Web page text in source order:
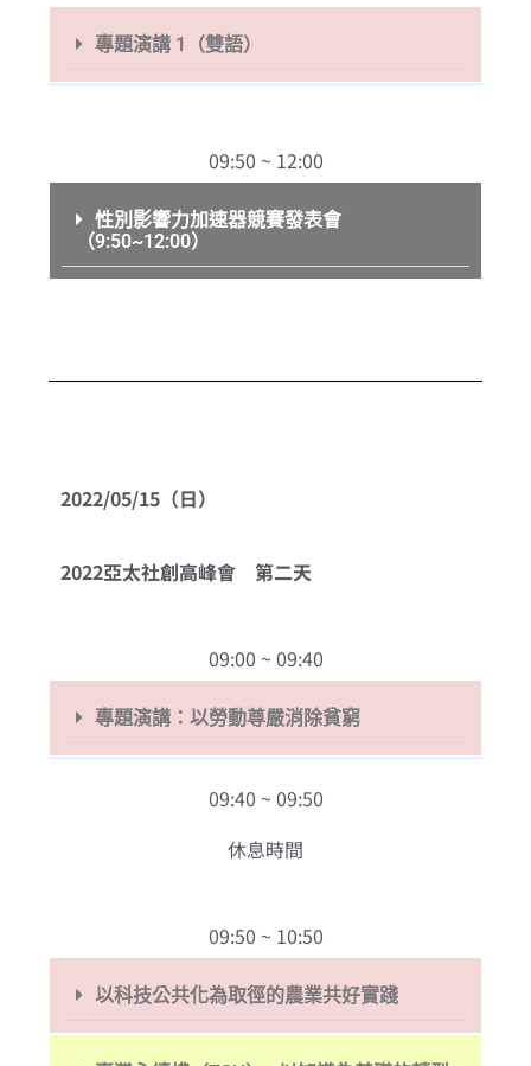
專題演講 1（雙語）
09:50 ~ 12:00
性別影響力加速器競賽發表會
（9:50~12:00）
2022/05/15（日）
2022亞太社創高峰會 第二天
09:00 ~ 09:40
專題演講：以勞動尊嚴消除貧窮
09:40 ~ 09:50
休息時間
09:50 ~ 10:50
以科技公共化為取徑的農業共好實踐